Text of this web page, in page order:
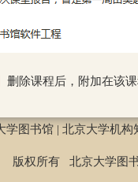
删除课程后，附加在该
学图书馆| 北京大学机构
版权所有 北京大学图